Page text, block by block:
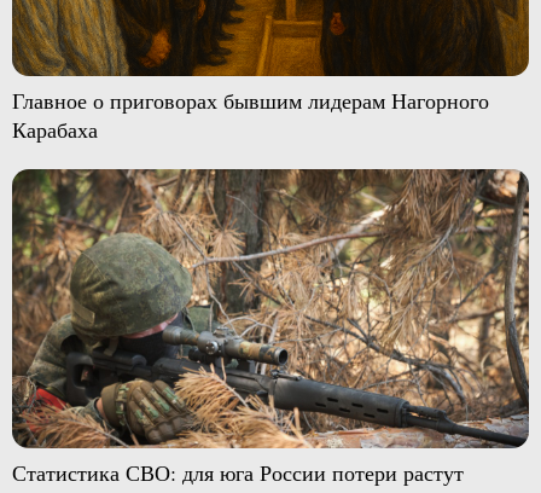
Главное о приговорах бывшим лидерам Нагорного
Карабаха
Статистика СВО: для юга России потери растут